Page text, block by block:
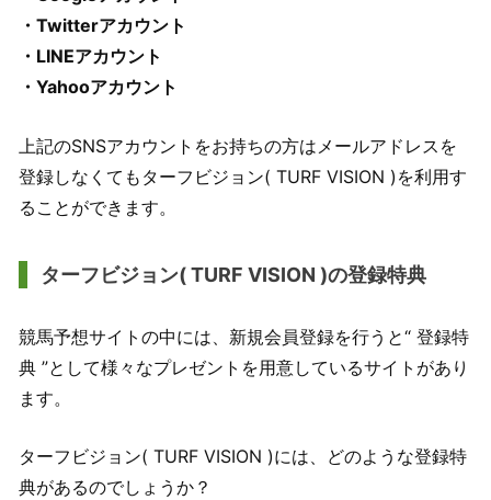
・Twitterアカウント
・LINEアカウント
・Yahooアカウント
上記のSNSアカウントをお持ちの方はメールアドレスを
登録しなくてもターフビジョン( TURF VISION )を利用す
ることができます。
ターフビジョン( TURF VISION )の登録特典
競馬予想サイトの中には、新規会員登録を行うと“ 登録特
典 ”として様々なプレゼントを用意しているサイトがあり
ます。
ターフビジョン( TURF VISION )には、どのような登録特
典があるのでしょうか？